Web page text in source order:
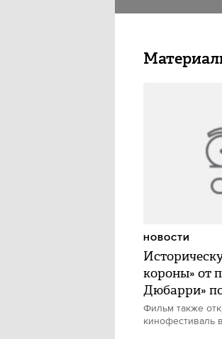
короны» от
Дюбарри»
Фильм также
кинофестиваль
НОВОСТИ